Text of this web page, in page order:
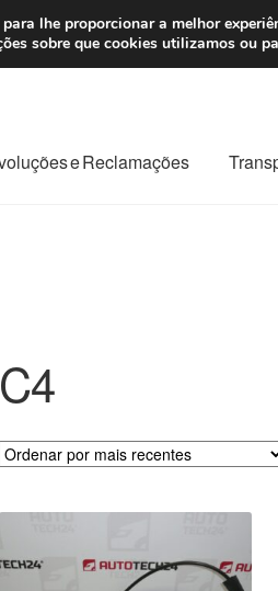
7 EUR
e Reclamações
C4
lhe proporcionar a melhor
sobre que cookies utilizamos ou